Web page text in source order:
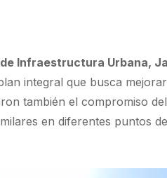
Infraestructura Urbana,
integral que busca
también el compromiso del
en diferentes puntos